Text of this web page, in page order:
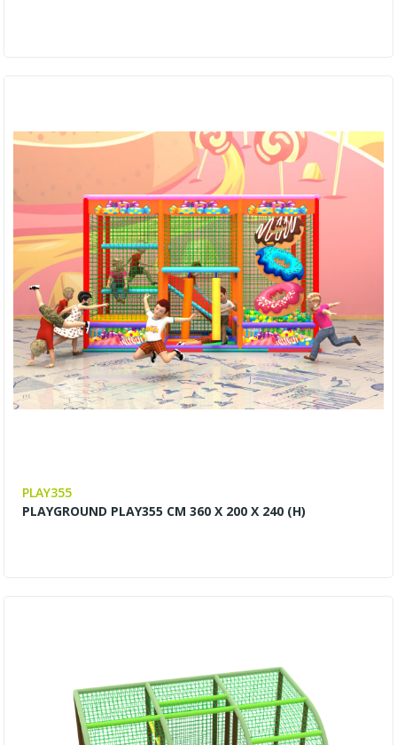
PLAY355
PLAYGROUND PLAY355 CM 360 X 200 X 240 (H)